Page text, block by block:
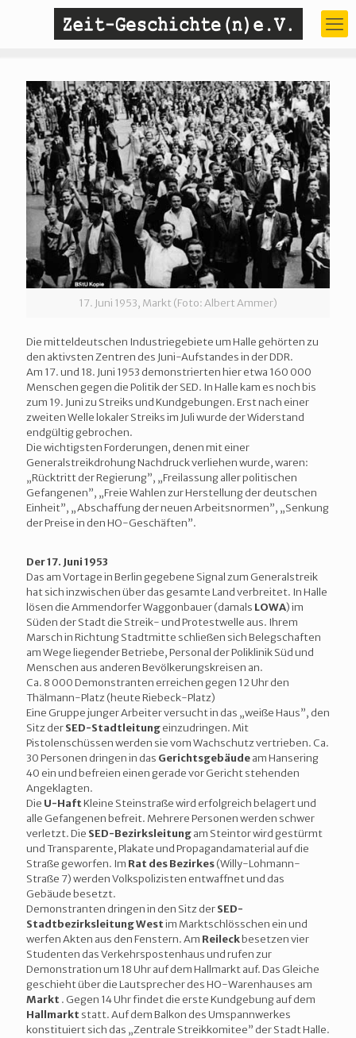
17. Juni 1953, Markt (Foto: Albert Ammer)
Die mitteldeutschen Industriegebiete um Halle gehörten zu
den aktivsten Zentren des Juni-Aufstandes in der DDR.
Am 17. und 18. Juni 1953 demonstrierten hier etwa 160 000
Menschen gegen die Politik der SED. In Halle kam es noch bis
zum 19. Juni zu Streiks und Kundgebungen. Erst nach einer
zweiten Welle lokaler Streiks im Juli wurde der Widerstand
endgültig gebrochen.
Die wichtigsten Forderungen, denen mit einer
Generalstreikdrohung Nachdruck verliehen wurde, waren:
„Rücktritt der Regierung”, „Freilassung aller politischen
Gefangenen”, „Freie Wahlen zur Herstellung der deutschen
Einheit”, „Abschaffung der neuen Arbeitsnormen”, „Senkung
der Preise in den HO-Geschäften”.
Der 17. Juni 1953
Das am Vortage in Berlin gegebene Signal zum Generalstreik
hat sich inzwischen über das gesamte Land verbreitet. In Halle
lösen die Ammendorfer Waggonbauer (damals LOWA) im
Süden der Stadt die Streik- und Protestwelle aus. Ihrem
Marsch in Richtung Stadtmitte schließen sich Belegschaften
am Wege liegender Betriebe, Personal der Poliklinik Süd und
Menschen aus anderen Bevölkerungskreisen an.
Ca. 8 000 Demonstranten erreichen gegen 12 Uhr den
Thälmann-Platz (heute Riebeck-Platz)
Eine Gruppe junger Arbeiter versucht in das „weiße Haus”, den
Sitz derSED-Stadtleitungeinzudringen. Mit
Pistolenschüssen werden sie vom Wachschutz vertrieben. Ca.
30 Personen dringen in das Gerichtsgebäudeam Hansering
40 ein und befreien einen gerade vor Gericht stehenden
Angeklagten.
Die U-HaftKleine Steinstraße wird erfolgreich belagert und
alle Gefangenen befreit. Mehrere Personen werden schwer
verletzt. Die SED-Bezirksleitungam Steintor wird gestürmt
und Transparente, Plakate und Propagandamaterial auf die
Straße geworfen. Im Rat des Bezirkes(Willy-Lohmann-
Straße 7) werden Volkspolizisten entwaffnet und das
Gebäude besetzt.
Demonstranten dringen in den Sitz derSED-
Stadtbezirksleitung Westim Marktschlösschen ein und
werfen Akten aus den Fenstern. Am Reileckbesetzen vier
Studenten das Verkehrspostenhaus und rufen zur
Demonstration um 18 Uhr auf dem Hallmarkt auf. Das Gleiche
geschieht über die Lautsprecher des HO-Warenhauses am
Markt . Gegen 14 Uhr findet die erste Kundgebung auf dem
Hallmarkt statt. Auf dem Balkon des Umspannwerkes
konstituiert sich das „Zentrale Streikkomitee” der Stadt Halle.